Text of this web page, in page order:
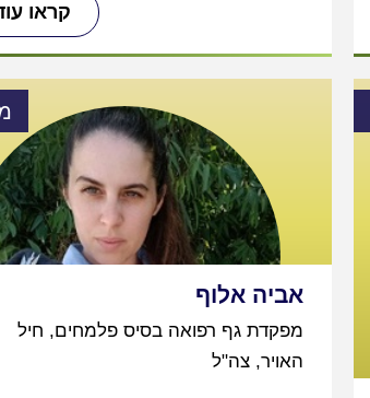
קראו
אביה אלוף
מפקדת גף רפואה בסיס פלמחים, חיל
האויר, צה"ל